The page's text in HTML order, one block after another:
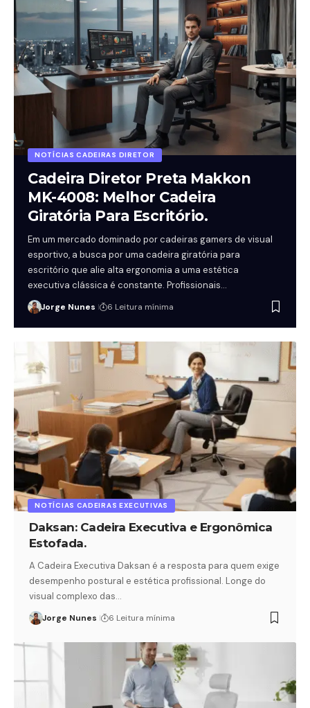
NOTÍCIAS CADEIRAS DIRETOR
Cadeira Diretor Preta Makkon
MK-4008: Melhor Cadeira
Giratória Para Escritório.
Em um mercado dominado por cadeiras gamers de visual
esportivo, a busca por uma cadeira giratória para
escritório que alie alta ergonomia a uma estética
executiva clássica é constante. Profissionais…
Jorge Nunes 6 Leitura mínima
NOTÍCIAS CADEIRAS EXECUTIVAS
Daksan: Cadeira Executiva e Ergonômica
Estofada.
A Cadeira Executiva Daksan é a resposta para quem exige
desempenho postural e estética profissional. Longe do
visual complexo das…
Jorge Nunes 6 Leitura mínima